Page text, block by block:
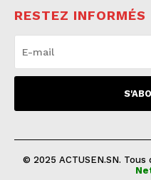
RESTEZ INFORMÉS
© 2025 ACTUSEN.SN.